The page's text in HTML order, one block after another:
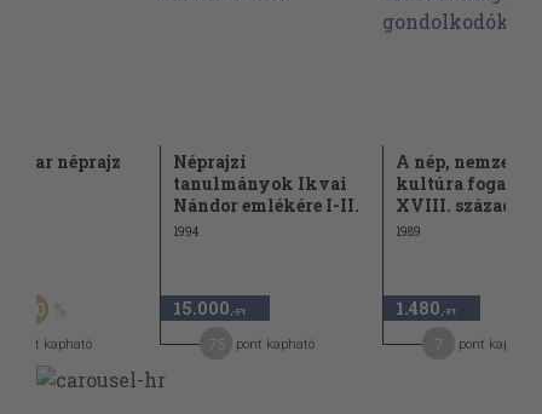
néprajz
50
pont kapható
Néprajzi
tanulmányok Ikvai
Nándor emlékére I-II.
1994
15.000 ,-Ft
pont kapható
A nép, nemzet és
kultúra fogalma
XVIII. századi...
1989
1.480 ,-Ft
pont kapható